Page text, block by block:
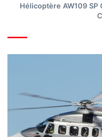
Hélicoptère AW109 SP